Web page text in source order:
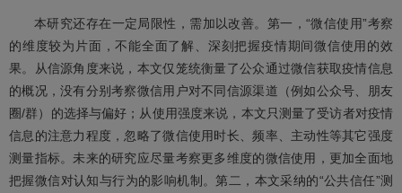
本研究还存在一定局限性，需加以改善。第一，“微信使用”考察
的维度较为片面，不能全面了解、深刻把握疫情期间微信使用的效
果。从信源角度来说，本文仅笼统衡量了公众通过微信获取疫情信息
的概况，没有分别考察微信用户对不同信源渠道（例如公众号、朋友
圈/群）的选择与偏好；从使用强度来说，本文只测量了受访者对疫情
信息的注意力程度，忽略了微信使用时长、频率、主动性等其它强度
测量指标。未来的研究应尽量考察更多维度的微信使用，更加全面地
把握微信对认知与行为的影响机制。第二，本文采纳的“公共信任”测